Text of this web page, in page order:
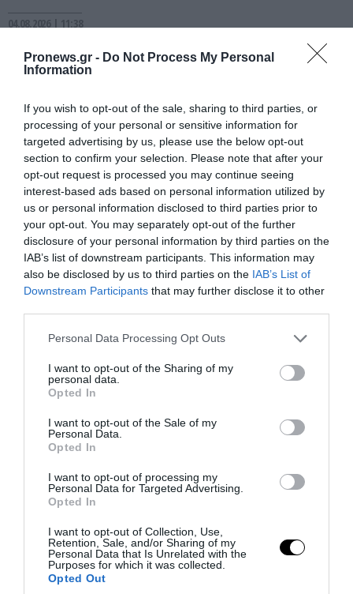
Pronews.gr - Do Not Process My Personal
Information
If you wish to opt-out of the sale, sharing to third parties, or
processing of your personal or sensitive information for
targeted advertising by us, please use the below opt-out
section to confirm your selection. Please note that after your
opt-out request is processed you may continue seeing
interest-based ads based on personal information utilized by
us or personal information disclosed to third parties prior to
your opt-out. You may separately opt-out of the further
disclosure of your personal information by third parties on the
IAB’s list of downstream participants. This information may
also be disclosed by us to third parties on the IAB’s List of
Downstream Participants that may further disclose it to other
Please note that this website/app uses one or more Google
not limited to your visit or usage behaviour. You may click to
grant or deny consent to Google and its third-party tags to
use your data for below specified purposes in below Google
consent section.
Personal Data Processing Opt Outs
I want to opt-out of the Sharing of my
personal data.
Opted In
I want to opt-out of the Sale of my
Personal Data.
Opted In
I want to opt-out of processing my
Personal Data for Targeted Advertising.
Opted In
I want to opt-out of Collection, Use,
Retention, Sale, and/or Sharing of my
Personal Data that Is Unrelated with the
Purposes for which it was collected.
Opted Out
04.08.2026 | 11:38
PRONEWS.GR / ΤΕΧΝΟΛΟΓΙΑ
Τι συμβαίνει πραγματικά όταν
διαγράφουμε μια φωτογραφία από το
κινητό μας;
PRONEWS.GR /ΤΕΧΝΟΛΟΓΙΑ